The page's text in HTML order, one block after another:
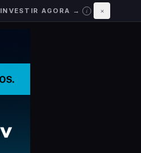
INVESTIR AGORA → i ×